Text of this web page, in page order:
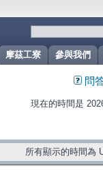
參與我們
摩茲工寮
問
現在的時間是
所有顯示的時間為